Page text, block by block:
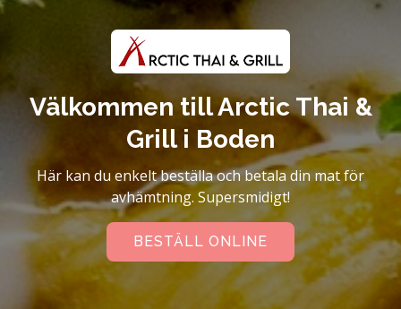
Välkommen till Arctic Thai &
Grill i Boden
Här kan du enkelt beställa och betala din mat för
avhämtning. Supersmidigt!
BESTÄLL ONLINE